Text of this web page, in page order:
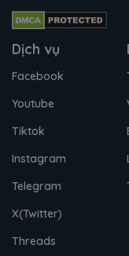
Dịch vụ
Facebook
Youtube
Tiktok
Instagram
Telegram
X(Twitter)
Threads